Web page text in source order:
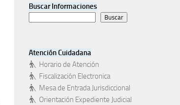
Buscar Informaciones
Buscar
Atención Cuidadana
Horario de Atención
Fiscalización Electronica
Mesa de Entrada Jurisdiccional
Orientación Expediente Judicial